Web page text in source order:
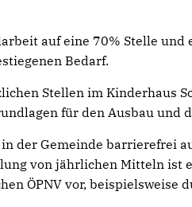
auf eine 70% Stelle
Bedarf.
Stellen im Kinderhaus
für den Ausbau und
der Gemeinde barrierefrei
von jährlichen Mitteln ist
ÖPNV vor, beispielsweise